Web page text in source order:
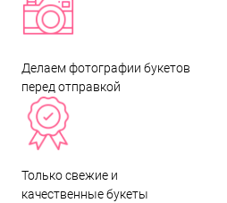
Делаем фотографии букетов
перед отправкой
Только свежие и
качественные букеты